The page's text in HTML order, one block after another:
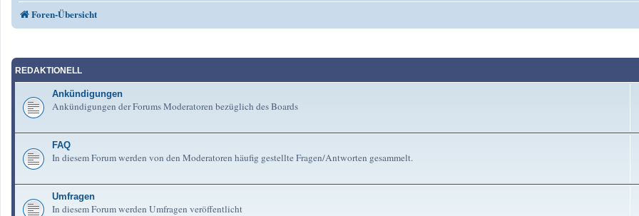
Foren-Übersicht
REDAKTIONELL
Ankündigungen
Ankündigungen der Forums Moderatoren bezüglich des Boards
FAQ
In diesem Forum werden von den Moderatoren häufig gestellte Fragen/Antworten gesammelt.
Umfragen
In diesem Forum werden Umfragen veröffentlicht